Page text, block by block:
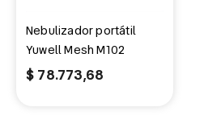
Nebulizador portátil
Yuwell Mesh M102
$78.773,68